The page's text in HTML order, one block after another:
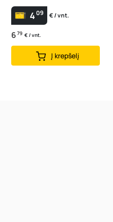
409 € / vnt.
6 79 € / vnt.
Į krepšelį